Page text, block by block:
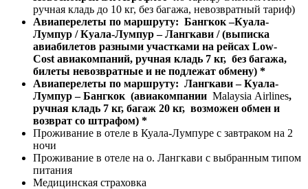
ручная кладь до 10 кг, без багажа, невозвратный тариф)
Авиаперелеты по маршруту: Бангкок –Куала-
Лумпур / Куала-Лумпур – Лангкави / (выписка
авиабилетов разными участками на рейсах Low-
Cost авиакомпаний, ручная кладь 7 кг, без багажа,
билеты невозвратные и не подлежат обмену) *
Авиаперелеты по маршруту: Лангкави – Куала-
Лумпур – Бангкок (авиакомпании Malaysia Airlines,
ручная кладь 7 кг, багаж 20 кг, возможен обмен и
возврат со штрафом) *
Проживание в отеле в Куала-Лумпуре с завтраком на 2
ночи
Проживание в отеле на о. Лангкави с выбранным типом
питания
Медицинская страховка